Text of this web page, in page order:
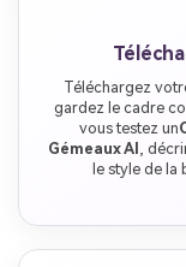
Téléchargez
gardez le cadre
vous testez un
Gémeaux AI
,
le style de la